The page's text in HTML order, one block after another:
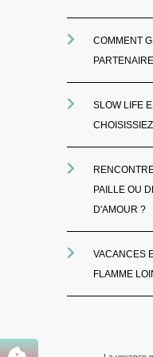
COMMENT
SLOW LIFE
PAILLE OU
D'AMOUR ?
VACANCES
FLAMME